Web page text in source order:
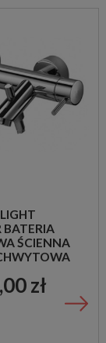
BATERIA
ŚCIENNA
zł